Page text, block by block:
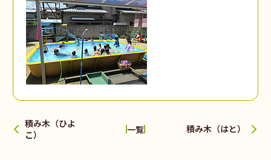
積み木（ひよ
こ）
一覧 積み木（はと）